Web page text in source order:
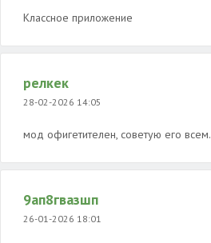
Классное приложение
релкек
28-02-2026 14:05
мод офигетителен, советую его всем.
9ап8гвазшп
26-01-2026 18:01